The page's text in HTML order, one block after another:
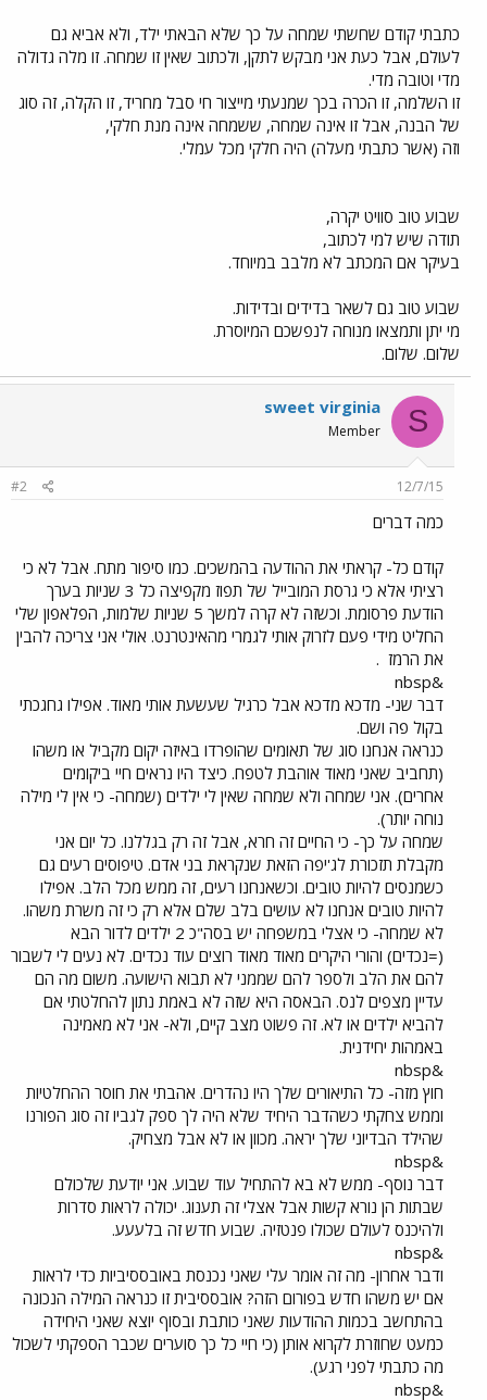
כתבתי קודם שחשתי שמחה על כך שלא הבאתי ילד, ולא אביא גם
לעולם, אבל כעת אני מבקש לתקן, ולכתוב שאין זו שמחה. זו מלה גדולה
מדי וטובה מדי.
זו השלמה, זו הכרה בכך שמנעתי מייצור חי סבל מחריד, זו הקלה, זה סוג
של הבנה, אבל זו אינה שמחה, ששמחה אינה מנת חלקי,
וזה (אשר כתבתי מעלה) היה חלקי מכל עמלי.
שבוע טוב סוויט יקרה,
תודה שיש למי לכתוב,
בעיקר אם המכתב לא מלבב במיוחד.
שבוע טוב גם לשאר בדידים ובדידות.
מי יתן ותמצאו מנוחה לנפשכם המיוסרת.
שלום. שלום.
S
sweet virginia
Member
12/7/15
#2
כמה דברים
קודם כל- קראתי את ההודעה בהמשכים. כמו סיפור מתח. אבל לא כי
רציתי אלא כי גרסת המובייל של תפוז מקפיצה כל 3 שניות בערך
הודעת פרסומת. וכשזה לא קרה למשך 5 שניות שלמות, הפלאפון שלי
החליט מידי פעם לזרוק אותי לגמרי מהאינטרנט. אולי אני צריכה להבין
את הרמז .
&nbsp
דבר שני- מדכא מדכא אבל כרגיל שעשעת אותי מאוד. אפילו גחגכתי
בקול פה ושם.
כנראה אנחנו סוג של תאומים שהופרדו באיזה יקום מקביל או משהו
(תחביב שאני מאוד אוהבת לטפח. כיצד היו נראים חיי ביקומים
אחרים). אני שמחה ולא שמחה שאין לי ילדים (שמחה- כי אין לי מילה
נוחה יותר).
שמחה על כך- כי החיים זה חרא, אבל זה רק בגללנו. כל יום אני
מקבלת תזכורת לג'יפה הזאת שנקראת בני אדם. טיפוסים רעים גם
כשמנסים להיות טובים. וכשאנחנו רעים, זה ממש מכל הלב. אפילו
להיות טובים אנחנו לא עושים בלב שלם אלא רק כי זה משרת משהו.
לא שמחה- כי אצלי במשפחה יש בסה"כ 2 ילדים לדור הבא
(=נכדים) והורי היקרים מאוד מאוד רוצים עוד נכדים. לא נעים לי לשבור
להם את הלב ולספר להם שממני לא תבוא הישועה. משום מה הם
עדיין מצפים לנס. הבאסה היא שזה לא באמת נתון להחלטתי אם
להביא ילדים או לא. זה פשוט מצב קיים, ולא- אני לא מאמינה
באמהות יחידנית.
&nbsp
חוץ מזה- כל התיאורים שלך היו נהדרים. אהבתי את חוסר ההחלטיות
וממש צחקתי כשהדבר היחיד שלא היה לך ספק לגביו זה סוג הפורנו
שהילד הבדיוני שלך יראה. מכוון או לא אבל מצחיק.
&nbsp
דבר נוסף- ממש לא בא להתחיל עוד שבוע. אני יודעת שלכולם
שבתות הן נורא קשות אבל אצלי זה תענוג. יכולה לראות סדרות
ולהיכנס לעולם שכולו פנטזיה. שבוע חדש זה בלעעע.
&nbsp
ודבר אחרון- מה זה אומר עלי שאני נכנסת באובססיביות כדי לראות
אם יש משהו חדש בפורום הזה? אובססיבית זו כנראה המילה הנכונה
בהתחשב בכמות ההודעות שאני כותבת ובסוף יוצא שאני היחידה
כמעט שחוזרת לקרוא אותן (כי חיי כל כך סוערים שכבר הספקתי לשכול
מה כתבתי לפני רגע).
&nbsp